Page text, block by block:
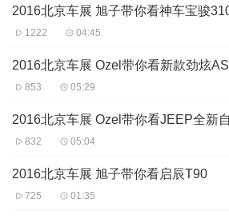
2016北京车展 旭子带你看神车宝骏
1222 04:45
2016北京车展 Ozel带你看新款劲炫
853 05:29
2016北京车展 Ozel带你看JEEP全新
832 05:04
2016北京车展 旭子带你看启辰T90
725 01:35